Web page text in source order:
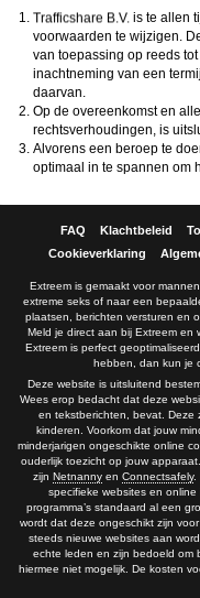
is te allen
voorwaarden te wijzigen.
van toepassing op reeds
inachtneming van een
daarvan.
Op de overeenkomst en
rechtsverhoudingen, is
Alvorens een beroep te
optimaal in te spannen om
FAQ Klachtbeleid
Cookieverklaring
Extreem is gemaakt voor
extreme seks of naar een
plaatsen, berichten versturen en
Meld je direct aan bij Extreem en
Extreem is perfect
hebben, dan kun je
Deze website is uitsluitend
Wees erop bedacht dat deze
en tekstberichten, bevat. Deze
kinderen. Voorkom dat jouw
minderjarigen ongeschikte online
ouderlijk toezicht op jouw
zijn Netnannyen Connectsafely.
specifieke websites en
programma’s standaard al een
wordt dat deze ongeschikt zijn
steeds nieuwe websites aan
echte leden en zijn bedoeld om
hiermee niet mogelijk. De kosten